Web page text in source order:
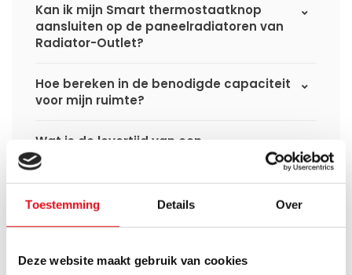
Toestemming Details Over
Deze website maakt gebruik van cookies
Kan ik mijn Smart thermostaatknop
aansluiten op de paneelradiatoren van
Radiator-Outlet?
Hoe bereken in de benodigde capaciteit
voor mijn ruimte?
Wat is de levertijd van een
paneelradiator en wanneer ontvang ik
deze als ik een bestelling plaats?
Ik heb een (hybride) warmtepomp
installatie, kan ik alle radiatoren